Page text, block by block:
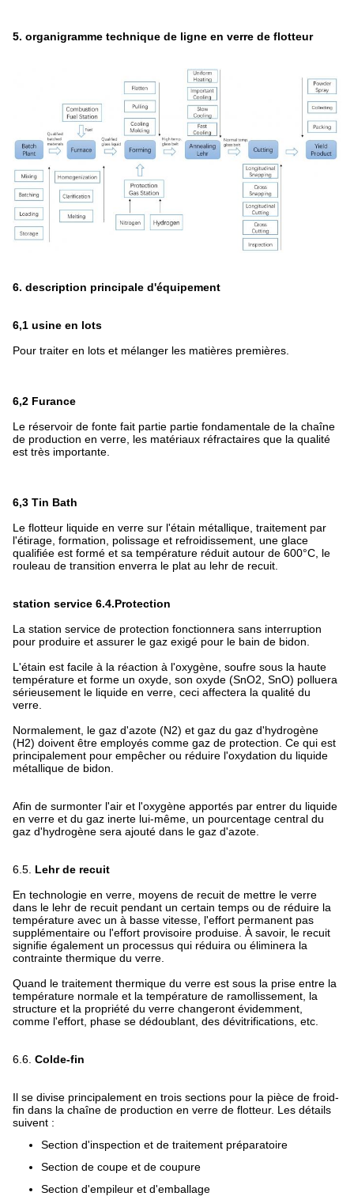
5. organigramme technique de ligne en verre de flotteur
6. description principale d'équipement
6,1 usine en lots
Pour traiter en lots et mélanger les matières premières.
6,2 Furance
Le réservoir de fonte fait partie partie fondamentale de la chaîne
de production en verre, les matériaux réfractaires que la qualité
est très importante.
6,3 Tin Bath
Le flotteur liquide en verre sur l'étain métallique, traitement par
l'étirage, formation, polissage et refroidissement, une glace
qualifiée est formé et sa température réduit autour de 600°C, le
rouleau de transition enverra le plat au lehr de recuit.
station service 6.4.Protection
La station service de protection fonctionnera sans interruption
pour produire et assurer le gaz exigé pour le bain de bidon.
L'étain est facile à la réaction à l'oxygène, soufre sous la haute
température et forme un oxyde, son oxyde (SnO2, SnO) polluera
sérieusement le liquide en verre, ceci affectera la qualité du
verre.
Normalement, le gaz d'azote (N2) et gaz du gaz d'hydrogène
(H2) doivent être employés comme gaz de protection. Ce qui est
principalement pour empêcher ou réduire l'oxydation du liquide
métallique de bidon.
Afin de surmonter l'air et l'oxygène apportés par entrer du liquide
en verre et du gaz inerte lui-même, un pourcentage central du
gaz d'hydrogène sera ajouté dans le gaz d'azote.
6.5. Lehr de recuit
En technologie en verre, moyens de recuit de mettre le verre
dans le lehr de recuit pendant un certain temps ou de réduire la
température avec un à basse vitesse, l'effort permanent pas
supplémentaire ou l'effort provisoire produise. À savoir, le recuit
signifie également un processus qui réduira ou éliminera la
contrainte thermique du verre.
Quand le traitement thermique du verre est sous la prise entre la
température normale et la température de ramollissement, la
structure et la propriété du verre changeront évidemment,
comme l'effort, phase se dédoublant, des dévitrifications, etc.
6.6. Colde-fin
Il se divise principalement en trois sections pour la pièce de froid-
fin dans la chaîne de production en verre de flotteur. Les détails
suivent :
Section d'inspection et de traitement préparatoire
Section de coupe et de coupure
Section d'empileur et d'emballage